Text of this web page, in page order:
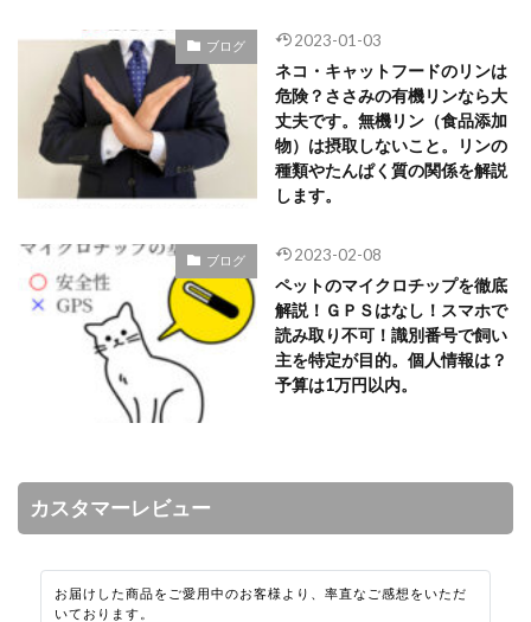
ブログ 2023-01-03
ネコ・キャットフードのリンは
危険？ささみの有機リンなら大
丈夫です。無機リン（食品添加
物）は摂取しないこと。リンの
種類やたんぱく質の関係を解説
します。
ブログ 2023-02-08
ペットのマイクロチップを徹底
解説！ＧＰＳはなし！スマホで
読み取り不可！識別番号で飼い
主を特定が目的。個人情報は？
予算は1万円以内。
カスタマーレビュー